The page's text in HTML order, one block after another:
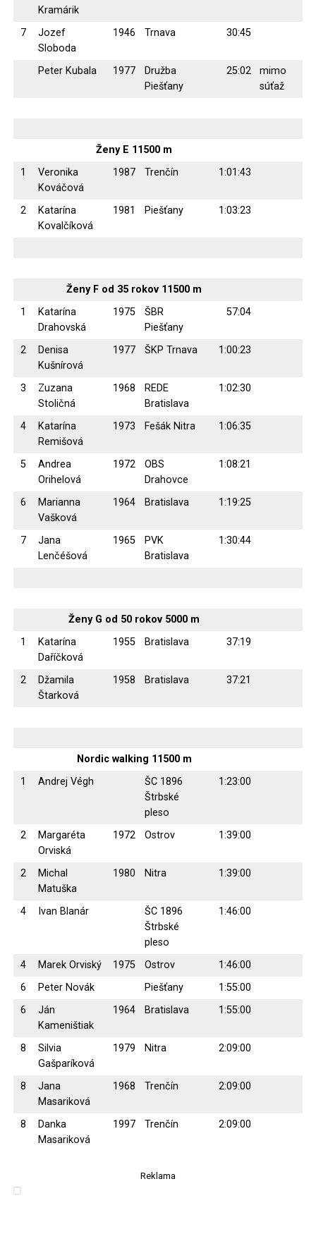
Kramárik
7
Jozef
Sloboda
1946 Trnava 30:45
Peter Kubala 1977
Družba
Piešťany
25:02
mimo
súťaž
Ženy E 11500 m
1
Veronika
Kováčová
1987 Trenčín 1:01:43
2
Katarína
Kovalčíková
1981 Piešťany 1:03:23
Ženy F od 35 rokov 11500 m
1
Katarína
Drahovská
1975
ŠBR
Piešťany
57:04
2
Denisa
Kušnírová
1977 ŠKP Trnava 1:00:23
3
Zuzana
Stoličná
1968
REDE
Bratislava
1:02:30
4
Katarína
Remišová
1973 Fešák Nitra 1:06:35
5
Andrea
Orihelová
1972
OBS
Drahovce
1:08:21
6
Marianna
Vašková
1964 Bratislava 1:19:25
7
Jana
Lenčéšová
1965
PVK
Bratislava
1:30:44
Ženy G od 50 rokov 5000 m
1
Katarína
Daříčková
1955 Bratislava 37:19
2
Džamila
Štarková
1958 Bratislava 37:21
Nordic walking 11500 m
1
Andrej Végh
ŠC 1896
Štrbské
pleso
1:23:00
2
Margaréta
Orviská
1972 Ostrov 1:39:00
2
Michal
Matuška
1980 Nitra 1:39:00
4 Ivan Blanár
ŠC 1896
Štrbské
pleso
1:46:00
4 Marek Orviský 1975 Ostrov
1:46:00
6
Peter Novák Piešťany
1:55:00
6
Ján
Kameništiak
1964 Bratislava 1:55:00
8
Silvia
Gašparíková
1979 Nitra 2:09:00
8
Jana
Masariková
1968 Trenčín 2:09:00
8
Danka
Masariková
1997 Trenčín 2:09:00
Reklama